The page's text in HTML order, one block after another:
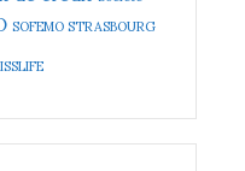
SOFEMO STRASBOURG